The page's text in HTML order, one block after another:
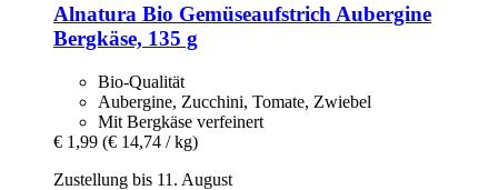
Alnatura Bio Gemüseaufstrich Aubergine
Bergkäse, 135 g
Bio-Qualität
Aubergine, Zucchini, Tomate, Zwiebel
Mit Bergkäse verfeinert
€ 1,99 (€ 14,74 / kg)
Zustellung bis 11. August